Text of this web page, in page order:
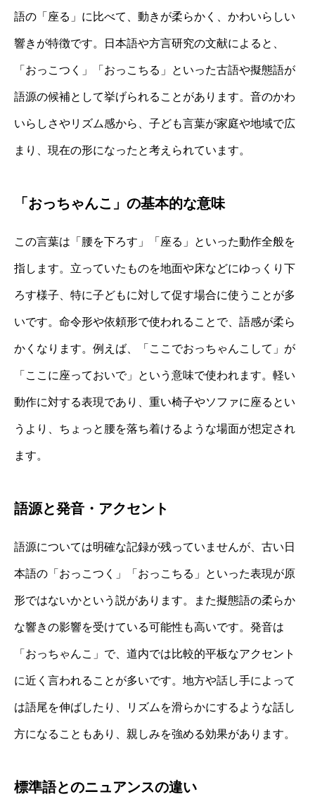
語の「座る」に比べて、動きが柔らかく、かわいらしい
響きが特徴です。日本語や方言研究の文献によると、
「おっこつく」「おっこちる」といった古語や擬態語が
語源の候補として挙げられることがあります。音のかわ
いらしさやリズム感から、子ども言葉が家庭や地域で広
まり、現在の形になったと考えられています。
「おっちゃんこ」の基本的な意味
この言葉は「腰を下ろす」「座る」といった動作全般を
指します。立っていたものを地面や床などにゆっくり下
ろす様子、特に子どもに対して促す場合に使うことが多
いです。命令形や依頼形で使われることで、語感が柔ら
かくなります。例えば、「ここでおっちゃんこして」が
「ここに座っておいで」という意味で使われます。軽い
動作に対する表現であり、重い椅子やソファに座るとい
うより、ちょっと腰を落ち着けるような場面が想定され
ます。
語源と発音・アクセント
語源については明確な記録が残っていませんが、古い日
本語の「おっこつく」「おっこちる」といった表現が原
形ではないかという説があります。また擬態語の柔らか
な響きの影響を受けている可能性も高いです。発音は
「おっちゃんこ」で、道内では比較的平板なアクセント
に近く言われることが多いです。地方や話し手によって
は語尾を伸ばしたり、リズムを滑らかにするような話し
方になることもあり、親しみを強める効果があります。
標準語とのニュアンスの違い